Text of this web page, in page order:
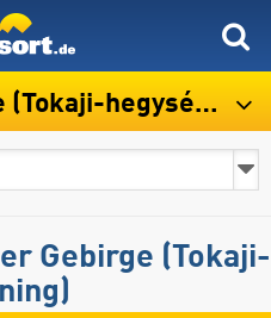
hegység)
Gebirge (Tokaji-